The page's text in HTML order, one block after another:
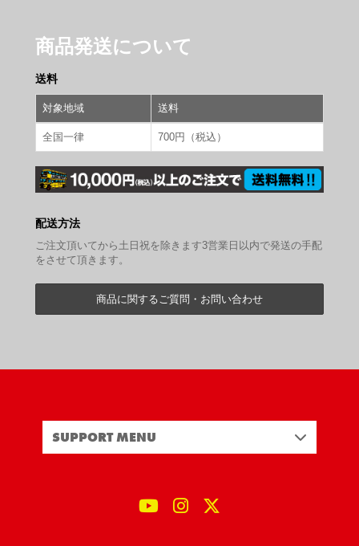
商品発送について
送料
対象地域 送料
全国一律 700円（税込）
配送方法
ご注文頂いてから土日祝を除きます3営業日以内で発送の手配
をさせて頂きます。
商品に関するご質問・お問い合わせ
SUPPORT MENU